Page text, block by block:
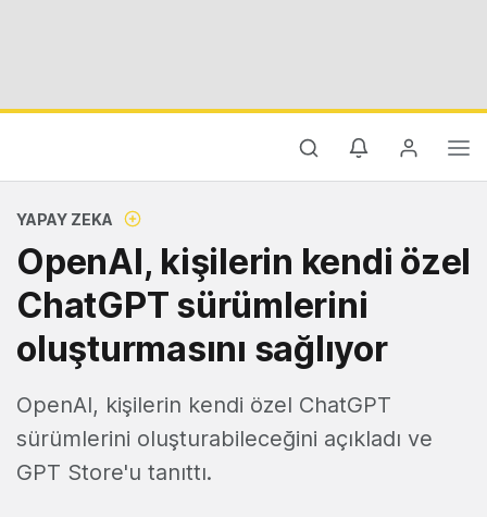
YAPAY ZEKA
OpenAI, kişilerin kendi özel
ChatGPT sürümlerini
oluşturmasını sağlıyor
OpenAI, kişilerin kendi özel ChatGPT
sürümlerini oluşturabileceğini açıkladı ve
GPT Store'u tanıttı.